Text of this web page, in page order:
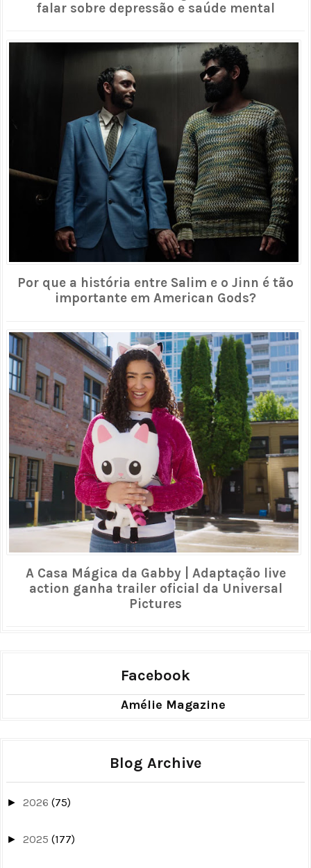
falar sobre depressão e saúde mental
Por que a história entre Salim e o Jinn é tão
importante em American Gods?
A Casa Mágica da Gabby | Adaptação live
action ganha trailer oficial da Universal
Pictures
Facebook
Amélie Magazine
Blog Archive
► 2026 (75)
► 2025 (177)